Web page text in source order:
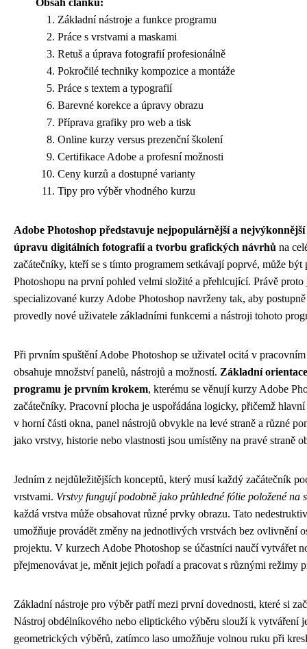
Obsah článku:
Základní nástroje a funkce programu
Práce s vrstvami a maskami
Retuš a úprava fotografií profesionálně
Pokročilé techniky kompozice a montáže
Práce s textem a typografií
Barevné korekce a úpravy obrazu
Příprava grafiky pro web a tisk
Online kurzy versus prezenční školení
Certifikace Adobe a profesní možnosti
Ceny kurzů a dostupné varianty
Tipy pro výběr vhodného kurzu
Adobe Photoshop představuje nejpopulárnější a
úpravu digitálních fotografií a tvorbu grafických návrhů na
začátečníky, kteří se s tímto programem setkávají poprvé, může být
Photoshopu na první pohled velmi složité a přehlcující. Právě proto
specializované kurzy Adobe Photoshop navrženy tak, aby
provedly nové uživatele základními funkcemi a nástroji tohoto
Při prvním spuštění Adobe Photoshop se uživatel ocitá v
obsahuje množství panelů, nástrojů a možností. Základní
programu je prvním krokem, kterému se věnují kurzy Adobe
začátečníky. Pracovní plocha je uspořádána logicky, přičemž hlavní
v horní části okna, panel nástrojů obvykle na levé straně a různé
jako vrstvy, historie nebo vlastnosti jsou umístěny na pravé straně
Jedním z nejdůležitějších konceptů, který musí každý začátečník
vrstvami. Vrstvy fungují podobně jako průhledné fólie položené na
každá vrstva může obsahovat různé prvky obrazu. Tato
umožňuje provádět změny na jednotlivých vrstvách bez ovlivnění
projektu. V kurzech Adobe Photoshop se účastníci naučí vytvářet
přejmenovávat je, měnit jejich pořadí a pracovat s různými režimy
Základní nástroje pro výběr patří mezi první dovednosti, které si
Nástroj obdélníkového nebo eliptického výběru slouží k vytváření
geometrických výběrů, zatímco laso umožňuje volnou ruku při